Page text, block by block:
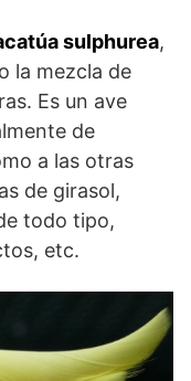
sulphurea,
la mezcla de
Es un ave
de
a las otras
de girasol,
todo tipo,
etc.